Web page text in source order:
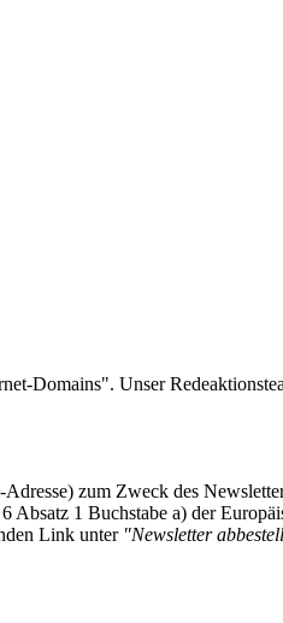
Domains". Unser
zum Zweck des
1 Buchstabe a) der
Link unter "Newsletter